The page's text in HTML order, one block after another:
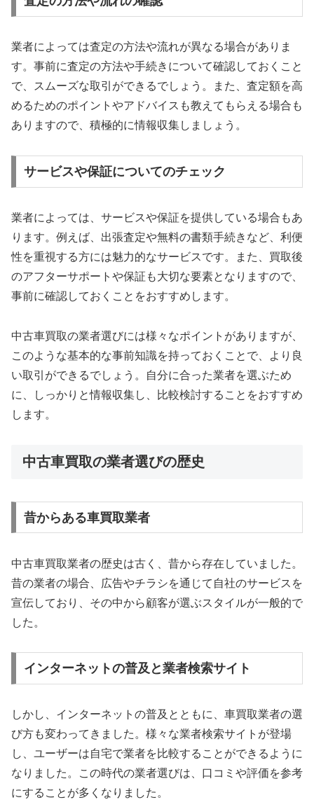
業者によっては査定の方法や流れが異なる場合がありま
す。事前に査定の方法や手続きについて確認しておくこと
で、スムーズな取引ができるでしょう。また、査定額を高
めるためのポイントやアドバイスも教えてもらえる場合も
ありますので、積極的に情報収集しましょう。
サービスや保証についてのチェック
業者によっては、サービスや保証を提供している場合もあ
ります。例えば、出張査定や無料の書類手続きなど、利便
性を重視する方には魅力的なサービスです。また、買取後
のアフターサポートや保証も大切な要素となりますので、
事前に確認しておくことをおすすめします。
中古車買取の業者選びには様々なポイントがありますが、
このような基本的な事前知識を持っておくことで、より良
い取引ができるでしょう。自分に合った業者を選ぶため
に、しっかりと情報収集し、比較検討することをおすすめ
します。
中古車買取の業者選びの歴史
昔からある車買取業者
中古車買取業者の歴史は古く、昔から存在していました。
昔の業者の場合、広告やチラシを通じて自社のサービスを
宣伝しており、その中から顧客が選ぶスタイルが一般的で
した。
インターネットの普及と業者検索サイト
しかし、インターネットの普及とともに、車買取業者の選
び方も変わってきました。様々な業者検索サイトが登場
し、ユーザーは自宅で業者を比較することができるように
なりました。この時代の業者選びは、口コミや評価を参考
にすることが多くなりました。